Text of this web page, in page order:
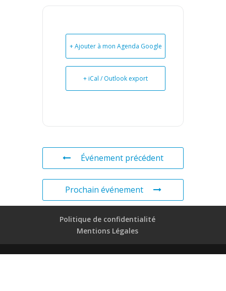
+ Ajouter à mon Agenda Google
+ iCal / Outlook export
Événement précédent
Prochain événement
Politique de confidentialité
Mentions Légales